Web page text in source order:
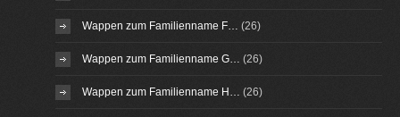
Wappen zum Familienname F… (26)
Wappen zum Familienname G… (26)
Wappen zum Familienname H… (26)